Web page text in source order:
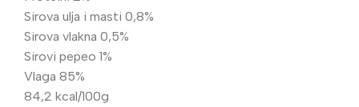
Sirova ulja i masti 0,8%
Sirova vlakna 0,5%
Sirovi pepeo 1%
Vlaga 85%
84,2 kcal/100g